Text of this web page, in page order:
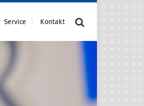
Service Kontakt